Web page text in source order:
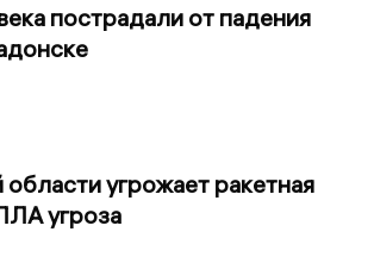
пострадали от падения
угрожает ракетная
угроза